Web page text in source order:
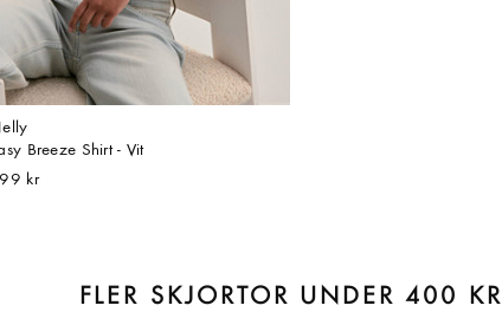
Breeze Shirt - Vit
kr
FLER SKJORTOR UNDER 400 KR